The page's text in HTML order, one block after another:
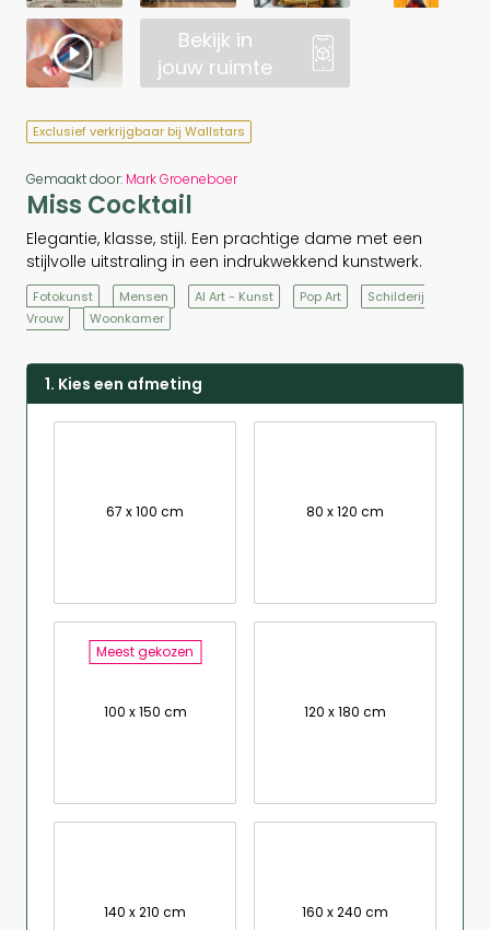
Bekijk in
jouw ruimte
Exclusief verkrijgbaar bij Wallstars
Gemaakt door: Mark Groeneboer
Miss Cocktail
Elegantie, klasse, stijl. Een prachtige dame met een
stijlvolle uitstraling in een indrukwekkend kunstwerk.
Fotokunst Mensen AI Art - Kunst Pop Art
Schilderij
Vrouw
Woonkamer
1. Kies een afmeting
67 x 100 cm 80 x 120 cm
Meest gekozen
100 x 150 cm 120 x 180 cm
140 x 210 cm 160 x 240 cm